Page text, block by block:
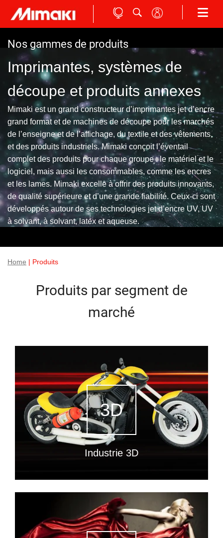
Nos gammes de produits
Imprimantes, systèmes de
découpe et produits annexes
Mimaki est un grand constructeur d’imprimantes jet d’encre
grand format et de machines de découpe pour les marchés
de l’enseigne et de l’affichage, du textile et des vêtements,
et des produits industriels. Mimaki conçoit l’éventail
complet des produits pour chaque groupe : le matériel et le
logiciel, mais aussi les consommables, comme les encres
et les lames. Mimaki excelle à offrir des produits innovants,
de qualité supérieure et d’une grande fiabilité. Ceux-ci sont
développés autour de ses technologies jet d’encre UV, UV
à solvant, à solvant, latex et aqueuse.
Home | Produits
Produits par segment de
marché
3D
Industrie 3D